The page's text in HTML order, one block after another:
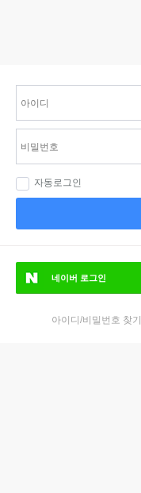
자동로그인
네이버 로그인
아이디/비밀번호 찾기